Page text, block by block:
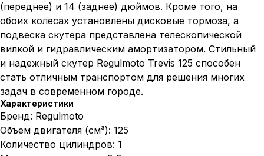
(переднее) и 14 (заднее) дюймов. Кроме того, на
обоих колесах установлены дисковые тормоза, а
подвеска скутера представлена телескопической
вилкой и гидравлическим амортизатором. Стильный
и надежный скутер Regulmoto Trevis 125 способен
стать отличным транспортом для решения многих
задач в современном городе.
Характеристики
Бренд: Regulmoto
Объем двигателя (см³): 125
Количество цилиндров: 1